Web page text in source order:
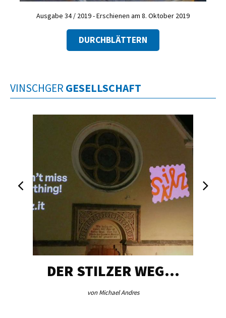
Ausgabe 34 / 2019 - Erschienen am 8. Oktober 2019
DURCHBLÄTTERN
VINSCHGER GESELLSCHAFT
DER STILZER WEG…
von Michael Andres